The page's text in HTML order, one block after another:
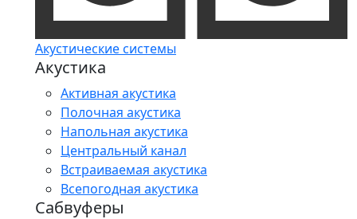
Акустические системы
Акустика
Активная акустика
Полочная акустика
Напольная акустика
Центральный канал
Встраиваемая акустика
Всепогодная акустика
Сабвуферы